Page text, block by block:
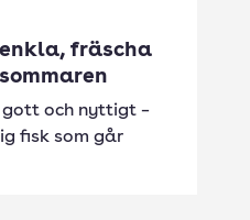
fräscha
och nyttigt –
fisk som går